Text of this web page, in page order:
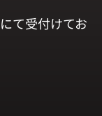
にて受付けてお